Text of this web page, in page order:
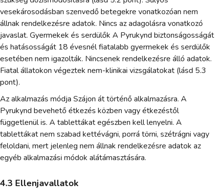
vesekárosodásban szenvedő betegekre vonatkozóan nem
állnak rendelkezésre adatok. Nincs az adagolásra vonatkozó
javaslat. Gyermekek és serdülők A Pyrukynd biztonságosságát
és hatásosságát 18 évesnél fiatalabb gyermekek és serdülők
esetében nem igazolták. Nincsenek rendelkezésre álló adatok.
Fiatal állatokon végeztek nem-klinikai vizsgálatokat (lásd 5.3
pont).
Az alkalmazás módja Szájon át történő alkalmazásra. A
Pyrukynd bevehető étkezés közben vagy étkezéstől
függetlenül is. A tablettákat egészben kell lenyelni. A
tablettákat nem szabad kettévágni, porrá törni, szétrágni vagy
feloldani, mert jelenleg nem állnak rendelkezésre adatok az
egyéb alkalmazási módok alátámasztására.
4.3 Ellenjavallatok